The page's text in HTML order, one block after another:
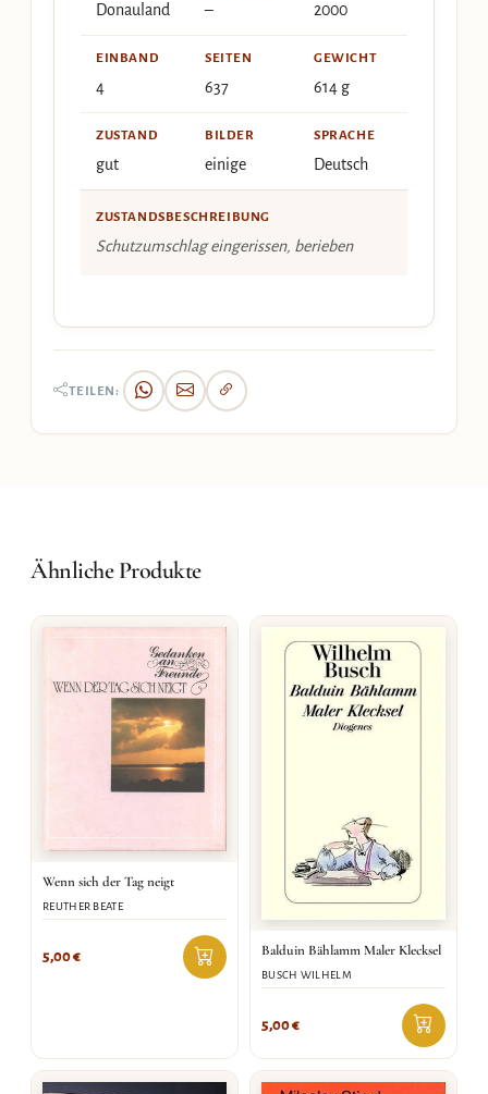
Donauland – 2000
EINBAND
4
SEITEN
637
GEWICHT
614 g
ZUSTAND
gut
BILDER
einige
SPRACHE
Deutsch
ZUSTANDSBESCHREIBUNG
Schutzumschlag eingerissen, berieben
TEILEN:
Ähnliche Produkte
Wenn sich der Tag neigt
REUTHER BEATE
5,00€ Balduin Bählamm Maler Klecksel
BUSCH WILHELM
5,00€